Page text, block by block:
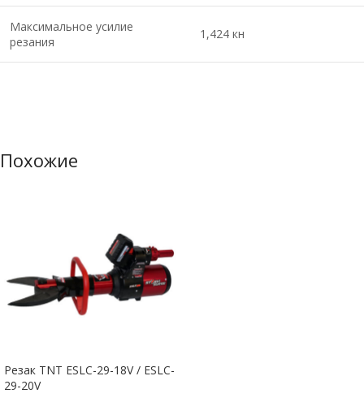
Максимальное усилие
резания
1,424 кн
Похожие
Резак TNT ESLC-29-18V / ESLC-
29-20V